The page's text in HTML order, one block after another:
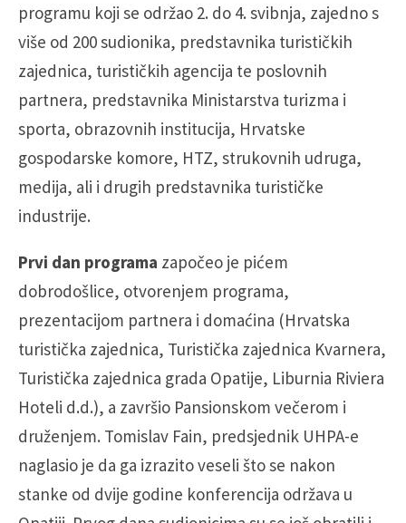
programu koji se održao 2. do 4. svibnja, zajedno s
više od 200 sudionika, predstavnika turističkih
zajednica, turističkih agencija te poslovnih
partnera, predstavnika Ministarstva turizma i
sporta, obrazovnih institucija, Hrvatske
gospodarske komore, HTZ, strukovnih udruga,
medija, ali i drugih predstavnika turističke
industrije.
Prvi dan programa započeo je pićem
dobrodošlice, otvorenjem programa,
prezentacijom partnera i domaćina (Hrvatska
turistička zajednica, Turistička zajednica Kvarnera,
Turistička zajednica grada Opatije, Liburnia Riviera
Hoteli d.d.), a završio Pansionskom večerom i
druženjem. Tomislav Fain, predsjednik UHPA-e
naglasio je da ga izrazito veseli što se nakon
stanke od dvije godine konferencija održava u